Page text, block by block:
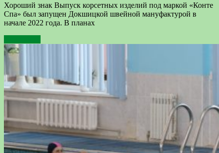
Хороший знак Выпуск корсетных изделий под маркой «Конте
Спа» был запущен Докшицкой швейной мануфактурой в
начале 2022 года. В планах